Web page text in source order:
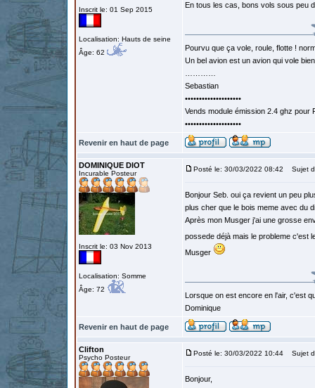
Inscrit le: 01 Sep 2015
Localisation: Hauts de seine
Âge: 62
En tous les cas, bons vols sous peu
Pourvu que ça vole, roule, flotte !
Un bel avion est un avion qui vole
Sebastian
••••••••••••••••••••
Vends module émission 2.4 ghz
••••••••••••••••••••
Revenir en haut de page
DOMINIQUE DIOT
Incurable Posteur
Inscrit le: 03 Nov 2013
Localisation: Somme
Âge: 72
Posté le: 30/03/2022 08:42 Sujet
Bonjour Seb. oui ça revient un peu
plus cher que le bois meme avec du
Après mon Musger j'ai une grosse
possede déjà mais le probleme c'est
Musger
Lorsque on est encore en l'air, c'est
Dominique
Revenir en haut de page
Clifton
Psycho Posteur
Posté le: 30/03/2022 10:44 Sujet
Bonjour,